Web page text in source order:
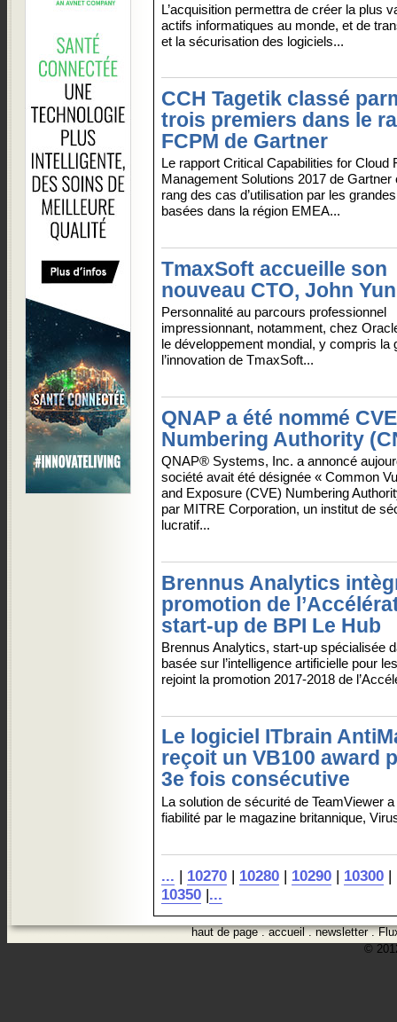
L’acquisition permettra de créer la plus
actifs informatiques au monde, et de
et la sécurisation des logiciels...
CCH Tagetik classé
trois premiers dans le
FCPM de Gartner
Le rapport Critical Capabilities for
Management Solutions 2017 de
rang des cas d’utilisation par les
basées dans la région EMEA...
TmaxSoft accueille son
nouveau CTO, John Yun
Personnalité au parcours professionnel
impressionnant, notamment, chez
le développement mondial, y compris la
l’innovation de TmaxSoft...
QNAP a été nommé CVE
Numbering Authority
QNAP® Systems, Inc. a annoncé
société avait été désignée « Common
and Exposure (CVE) Numbering
par MITRE Corporation, un institut de
lucratif...
Brennus Analytics
promotion de
start-up de BPI Le Hub
Brennus Analytics, start-up spécialisée
basée sur l’intelligence artificielle pour
rejoint la promotion 2017-2018 de
Le logiciel ITbrain
reçoit un VB100 award
3e fois consécutive
La solution de sécurité de TeamViewer
fiabilité par le magazine britannique,
... | 10270 | 10280 | 10290 | 10300 |
10350 |...
haut de page.accueil.newsletter.
©